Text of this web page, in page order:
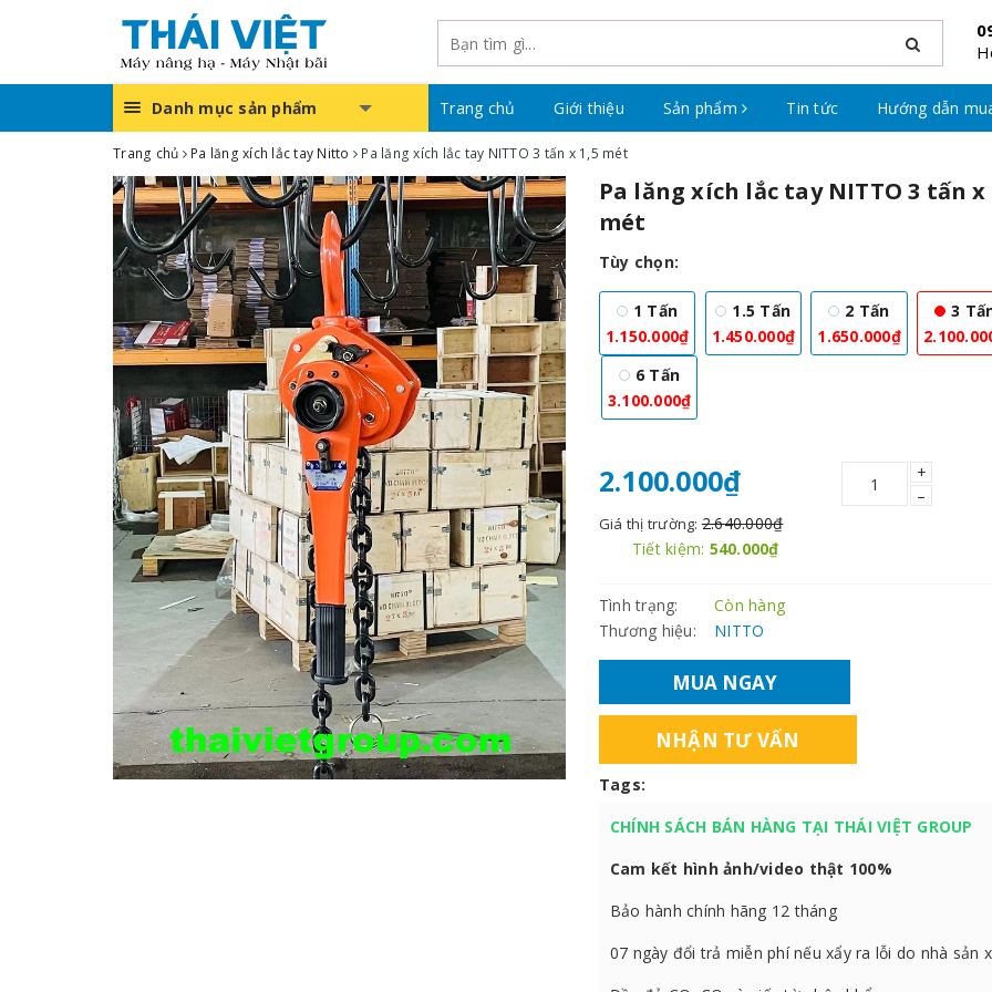
Danh mục sản phẩm Trang chủ Giới thiệu Sản phẩm Tin tức Hướng dẫn
Trang chủ Pa lăng xích lắc tay Nitto Pa lăng xích lắc tay NITTO 3 tấn x 1,5 mét
Pa lăng xích lắc tay NITTO 3 tấn x
mét
Tùy chọn:
1 Tấn
1.150.000₫
1.5 Tấn
1.450.000₫
2 Tấn
1.650.000₫
3
6 Tấn
3.100.000₫
2.100.000₫
Giá thị trường:2.640.000₫
Tiết kiệm: 540.000₫
+
–
Tình trạng:
Còn hàng
Thương hiệu:
NITTO
MUA NGAY
NHẬN TƯ VẤN
Tags:
CHÍNH SÁCH BÁN HÀNG TẠI THÁI VIỆT GROUP
Cam kết hình ảnh/video thật 100%
Bảo hành chính hãng 12 tháng
07 ngày đổi trả miễn phí nếu xẩy ra lỗi do nhà sản